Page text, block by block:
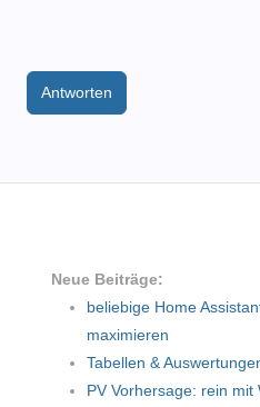
Antworten
Neue Beiträge:
beliebige Home
maximieren
Tabellen &
PV Vorhersage: rein